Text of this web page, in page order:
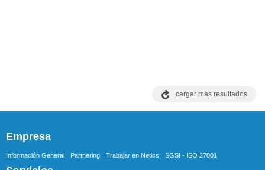
cargar más resultados
Empresa
Información General Partnering Trabajar en Netics SGSI - ISO 27001